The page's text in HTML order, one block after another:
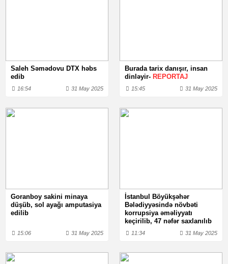
Saleh Səmədovu DTX həbs
edib
16:54 31 May 2025
Burada tarix danışır, insan
dinləyir- REPORTAJ
15:45 31 May 2025
Goranboy sakini minaya
düşüb, sol ayağı amputasiya
edilib
15:06 31 May 2025
İstanbul Böyükşəhər
Bələdiyyəsində növbəti
korrupsiya əməliyyatı
keçirilib, 47 nəfər saxlanılıb
11:34 31 May 2025